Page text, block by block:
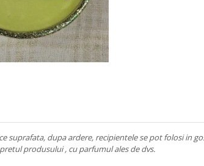
suprafata, dupa ardere, recipientele se pot folosi in
produsului , cu parfumul ales de dvs.